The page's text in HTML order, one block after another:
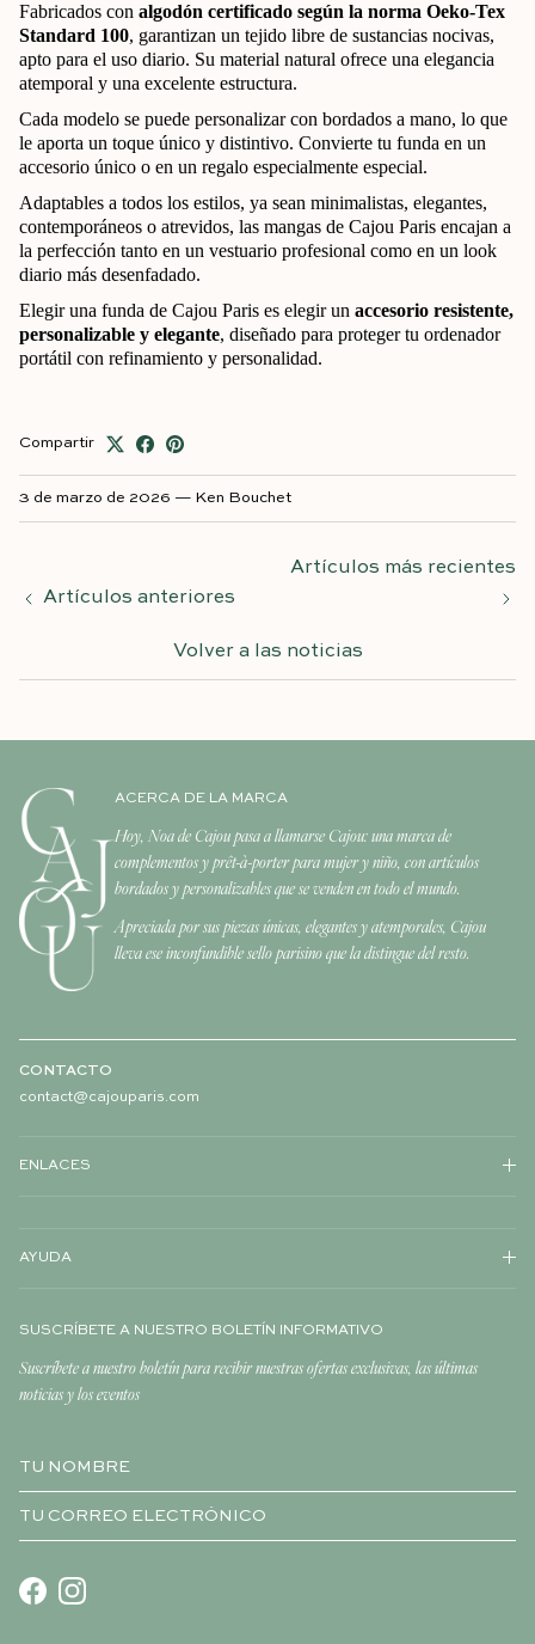
Fabricados con algodón certificado según la norma Oeko-Tex
Standard 100, garantizan un tejido libre de sustancias nocivas,
apto para el uso diario. Su material natural ofrece una elegancia
atemporal y una excelente estructura.
Cada modelo se puede personalizar con bordados a mano, lo que
le aporta un toque único y distintivo. Convierte tu funda en un
accesorio único o en un regalo especialmente especial.
Adaptables a todos los estilos, ya sean minimalistas, elegantes,
contemporáneos o atrevidos, las mangas de Cajou Paris encajan a
la perfección tanto en un vestuario profesional como en un look
diario más desenfadado.
Elegir una funda de Cajou Paris es elegir un accesorio resistente,
personalizable y elegante, diseñado para proteger tu ordenador
portátil con refinamiento y personalidad.
Compartir
3 de marzo de 2026 — Ken Bouchet
Artículos anteriores
Volver a las noticias
Artículos más recientes
ACERCA DE LA MARCA
Hoy, Noa de Cajou pasa a llamarse Cajou: una marca de
complementos y prêt-à-porter para mujer y niño, con artículos
bordados y personalizables que se venden en todo el mundo.
Apreciada por sus piezas únicas, elegantes y atemporales, Cajou
lleva ese inconfundible sello parisino que la distingue del resto.
CONTACTO
contact@cajouparis.com
ENLACES
AYUDA
SUSCRÍBETE A NUESTRO BOLETÍN INFORMATIVO
Suscríbete a nuestro boletín para recibir nuestras ofertas exclusivas, las últimas
noticias y los eventos
FacebookInstagram